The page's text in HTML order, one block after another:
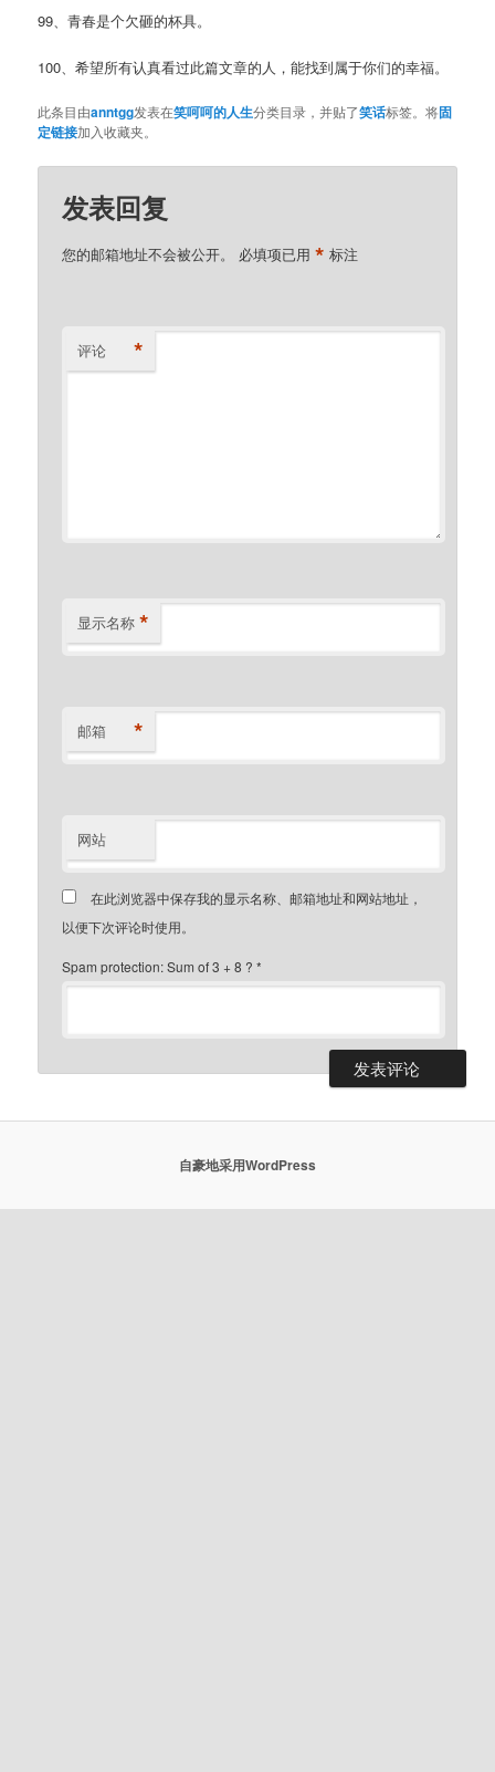
99、青春是个欠砸的杯具。
100、希望所有认真看过此篇文章的人，能找到属于你们的幸福。
此条目由anntgg发表在笑呵呵的人生分类目录，并贴了笑话标签。将固
定链接加入收藏夹。
发表回复
您的邮箱地址不会被公开。 必填项已用* 标注
评论 *
显示名称 *
邮箱 *
网站
在此浏览器中保存我的显示名称、邮箱地址和网站地址，
以便下次评论时使用。
Spam protection: Sum of 3 + 8 ? *
自豪地采用WordPress